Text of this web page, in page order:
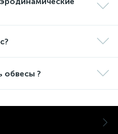
обвесы ?